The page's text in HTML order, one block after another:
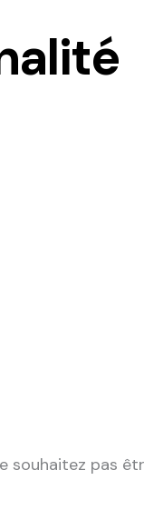
souhaitez pas